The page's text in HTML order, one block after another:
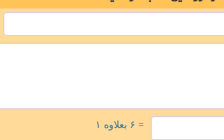
= ۶ بعلاوه ۱